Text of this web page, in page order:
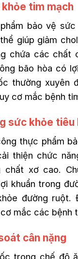
tim mạch
bảo vệ
giúp giảm
chứa các chất
bão hòa có
thường xuyên
cơ mắc bệnh
sức khỏe tiêu
thực phẩm
thiện chức
chất xơ cao.
khuẩn trong
đường ruột.
mắc các bệnh
cân nặng
trong chế độ